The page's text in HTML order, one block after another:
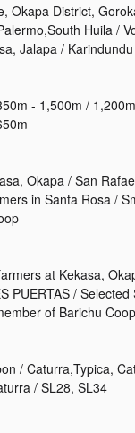
Okapa District,
Huila /
Jalapa /
- 1,500m /
Okapa / San
in Santa Rosa /
at Kekasa,
PUERTAS /
of Barichu Coop
/ Caturra,Typica,
/ SL28, SL34